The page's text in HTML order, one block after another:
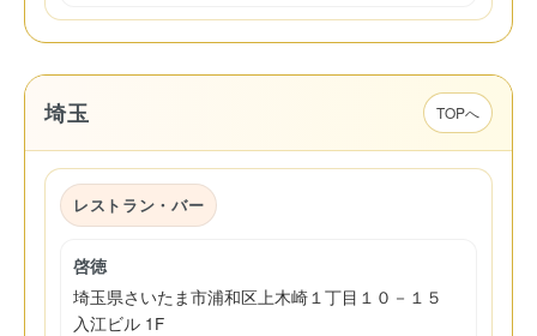
埼玉 TOPへ
レストラン・バー
啓徳
埼玉県さいたま市浦和区上木崎１丁目１０－１５
入江ビル 1F